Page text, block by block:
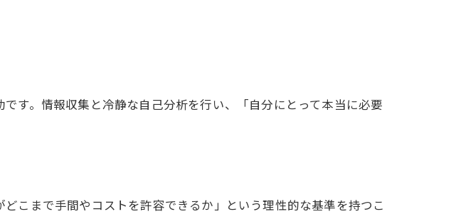
す。情報収集と冷静な自己分析を行い、「自分にとって本当に必要
こまで手間やコストを許容できるか」という理性的な基準を持つこ